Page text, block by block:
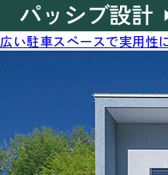
広い駐車スペースで実用性